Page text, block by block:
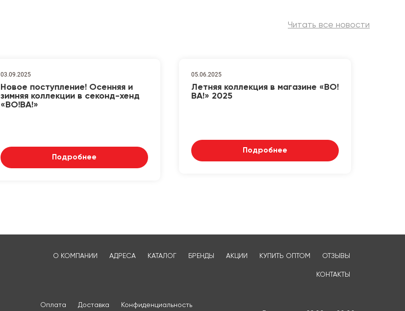
Читать все новости
03.09.2025
Новое поступление! Осенняя и
зимняя коллекции в секонд-хенд
«ВО!ВА!»
Подробнее
05.06.2025
Летняя коллекция в магазине «ВО!
ВА!» 2025
Подробнее
О КОМПАНИИ АДРЕСА КАТАЛОГ БРЕНДЫ АКЦИИ КУПИТЬ ОПТОМ ОТЗЫВЫ
КОНТАКТЫ
Оплата Доставка
Конфиденциальность